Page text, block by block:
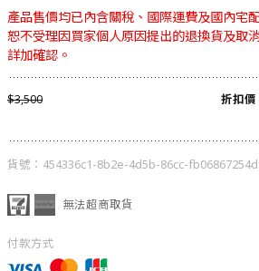
產品售價均已內含關稅、國際運費及國內宅
恕不受理因買家個人原因提出的退換貨及取
詳加確認。
$3,500 折扣價
貨號： 454336c1-8b2e-4d5b-86cc-
無法超商取貨
付款方式